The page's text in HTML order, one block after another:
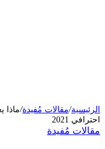
الرئيسية/مقالات مُفيدة/ماذا
احترافي 2021
مقالات مُفيدة